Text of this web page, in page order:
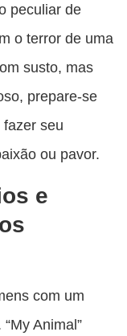
peculiar de
o terror de uma
susto, mas
prepare-se
seu
ou pavor.
e
com um
Animal”